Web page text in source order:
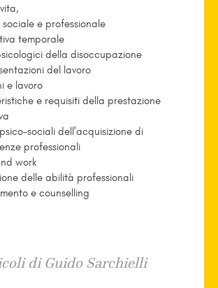
e professionale
temporale
della disoccupazione
del lavoro
e lavoro
e requisiti della prestazione
sociali dell'acquisizione di
professionali
work
delle abilità professionali
e counselling
di Guido Sarchielli